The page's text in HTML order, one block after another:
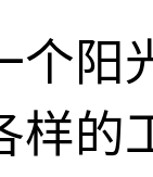
个阳
样的